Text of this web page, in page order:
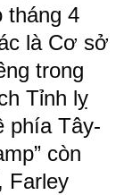
tháng 4
là Cơ sở
trong
Tỉnh lỵ
phía Tây-
còn
Farley